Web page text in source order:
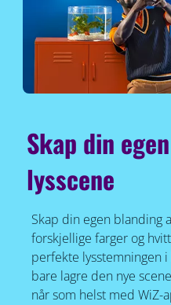
Skap din
lysscene
Skap din egen blanding
forskjellige farger og
perfekte lysstemningen
bare lagre den nye
når som helst med WiZ-